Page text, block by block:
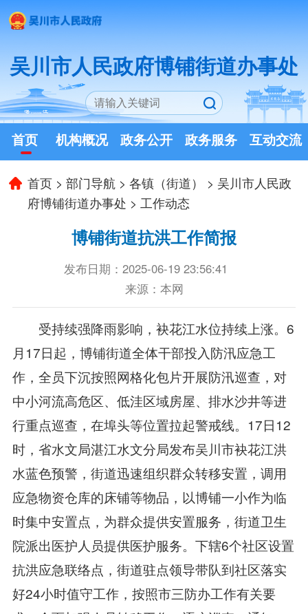
吴川市人民政府博铺街道办事处
首页 机构概况 政务公开 政务服务 互动交流
首页 >部门导航 >各镇（街道） > 吴川市人民政
府博铺街道办事处 > 工作动态
博铺街道抗洪工作简报
发布日期：2025-06-19 23:56:41
来源：本网
受持续强降雨影响，袂花江水位持续上涨。6
月17日起，博铺街道全体干部投入防汛应急工
作，全员下沉按照网格化包片开展防汛巡查，对
中小河流高危区、低洼区域房屋、排水沙井等进
行重点巡查，在埠头等位置拉起警戒线。17日12
时，省水文局湛江水文分局发布吴川市袂花江洪
水蓝色预警，街道迅速组织群众转移安置，调用
应急物资仓库的床铺等物品，以博铺一小作为临
时集中安置点，为群众提供安置服务，街道卫生
院派出医护人员提供医护服务。下辖6个社区设置
抗洪应急联络点，街道驻点领导带队到社区落实
好24小时值守工作，按照市三防办工作有关要